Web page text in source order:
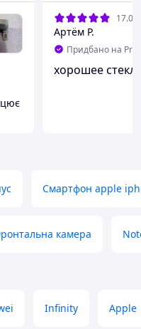
Артём Р.
Придбано на
хорошее
Смартфон apple
камера
Infinity Apple